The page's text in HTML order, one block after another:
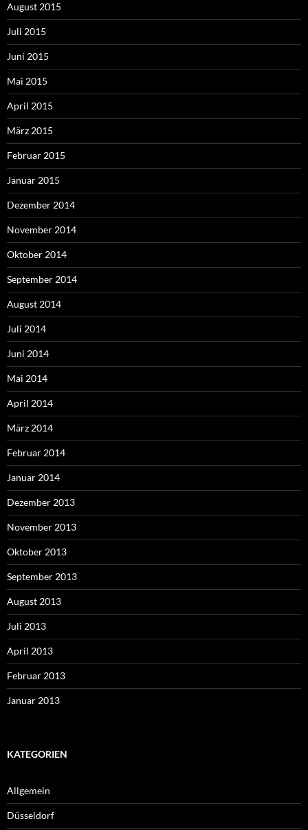
August 2015
Juli 2015
Juni 2015
Mai 2015
April 2015
März 2015
Februar 2015
Januar 2015
Dezember 2014
November 2014
Oktober 2014
September 2014
August 2014
Juli 2014
Juni 2014
Mai 2014
April 2014
März 2014
Februar 2014
Januar 2014
Dezember 2013
November 2013
Oktober 2013
September 2013
August 2013
Juli 2013
April 2013
Februar 2013
Januar 2013
KATEGORIEN
Allgemein
Düsseldorf